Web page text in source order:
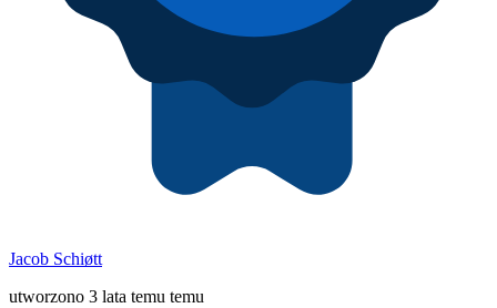
Jacob Schiøtt
utworzono 3 lata temu temu